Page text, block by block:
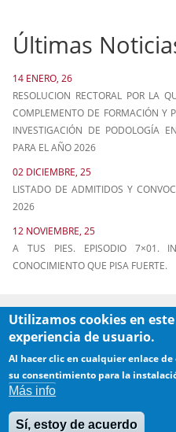
Últimas
14 ENERO, 26
RESOLUCION RECTORAL POR LA
COMPLEMENTO DE FORMACIÓN Y
INVESTIGACIÓN DE PODOLOGÍA
PARA EL AÑO 2026
02 DICIEMBRE, 25
LISTADO DE ADMITIDOS Y
2026
12 NOVIEMBRE, 25
A TUS PIES. EPISODIO 7×01.
CONOCIMIENTO QUE PISA FUERTE.
Contacto·Aviso legal
Utilizamos cookies en
experiencia de usuario.
Al hacer clic en cualquier enlace
su consentimiento para la
Más info
Sí, estoy de acuerdo